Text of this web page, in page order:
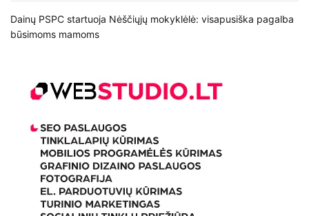
Dainų PSPC startuoja Nėščiųjų mokyklėlė: visapusiška pagalba
būsimoms mamoms